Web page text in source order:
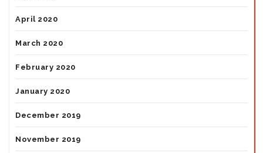
April 2020
March 2020
February 2020
January 2020
December 2019
November 2019